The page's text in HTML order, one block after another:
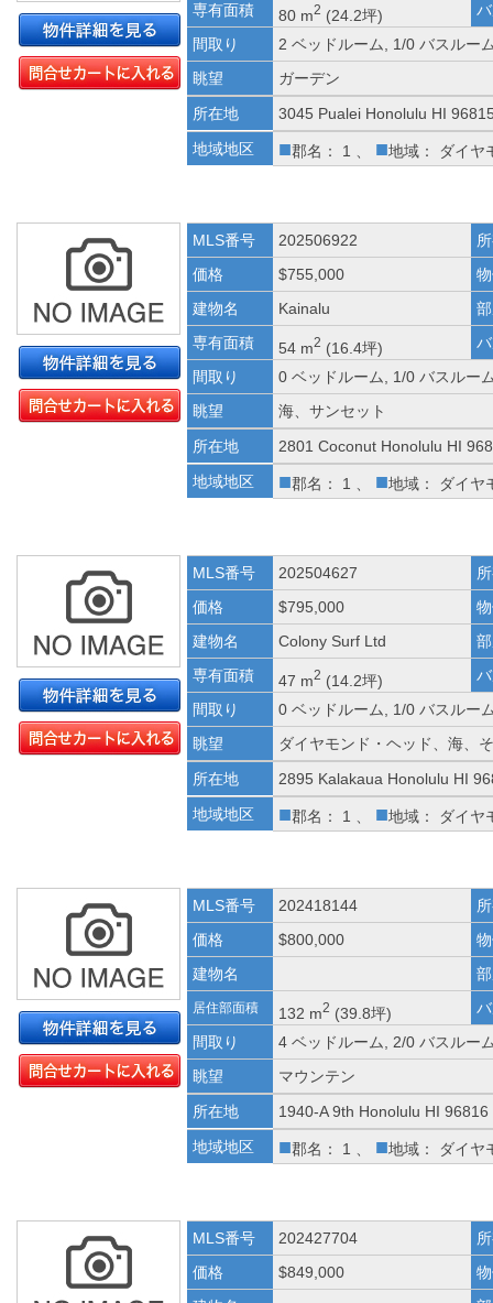
専有面積
80 m2 (24.2坪)
間取り
2 ベッドルーム, 1/0 バスルー
眺望
ガーデン
所在地
3045 Pualei Honolulu HI
地域地区
■郡名： 1 、 ■地域： ダイヤ
MLS番号 202506922
価格
$755,000
建物名
Kainalu
専有面積
54 m2 (16.4坪)
間取り
0 ベッドルーム, 1/0 バスルー
眺望
海、サンセット
所在地
2801 Coconut Honolulu HI
地域地区
■郡名： 1 、 ■地域： ダイヤ
MLS番号 202504627
価格
$795,000
建物名
Colony Surf Ltd
専有面積
47 m2 (14.2坪)
間取り
0 ベッドルーム, 1/0 バスルー
眺望
ダイヤモンド・ヘッド、海、
所在地
2895 Kalakaua Honolulu HI
地域地区
■郡名： 1 、 ■地域： ダイヤ
MLS番号 202418144
価格
$800,000
建物名
居住部面積 132 m2 (39.8坪)
間取り
4 ベッドルーム, 2/0 バスルー
眺望
マウンテン
所在地
1940-A 9th Honolulu HI 96816
地域地区
■郡名： 1 、 ■地域： ダイヤ
MLS番号 202427704
価格
$849,000